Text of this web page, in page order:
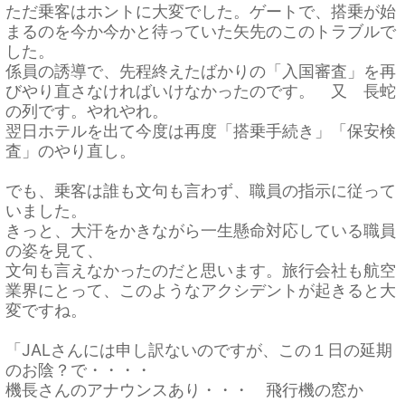
ただ乗客はホントに大変でした。ゲートで、搭乗が始
まるのを今か今かと待っていた矢先のこのトラブルで
した。
係員の誘導で、先程終えたばかりの「入国審査」を再
びやり直さなければいけなかったのです。 又 長蛇
の列です。やれやれ。
翌日ホテルを出て今度は再度「搭乗手続き」「保安検
査」のやり直し。
でも、乗客は誰も文句も言わず、職員の指示に従って
いました。
きっと、大汗をかきながら一生懸命対応している職員
の姿を見て、
文句も言えなかったのだと思います。旅行会社も航空
業界にとって、このようなアクシデントが起きると大
変ですね。
「JALさんには申し訳ないのですが、この１日の延期
のお陰？で・・・・
機長さんのアナウンスあり・・・ 飛行機の窓か